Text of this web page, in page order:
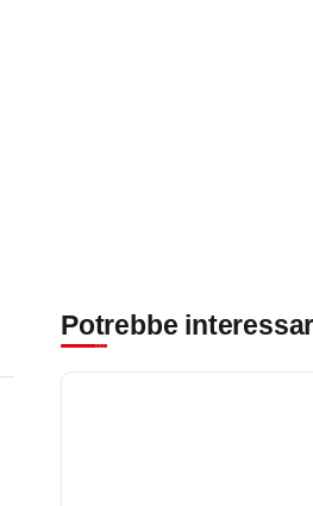
Potrebbe